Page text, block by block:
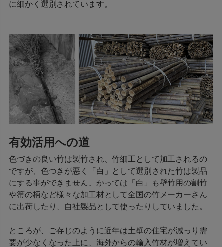
に細かく選別されています。
有効活用への道
色づきの良い竹は製竹され、竹細工として加工されるの
ですが、色つきが悪く「白」として選別された竹は製品
にする事ができません。かっては「白」も壁竹用の割竹
や箒の柄など様々な加工材として全国の竹メーカーさん
に出荷したり、自社製品として使ったりしていました。
ところが、ご存じのように近年は土壁の住宅が減っり需
要が少なくなった上に、海外からの輸入竹材が増えてい